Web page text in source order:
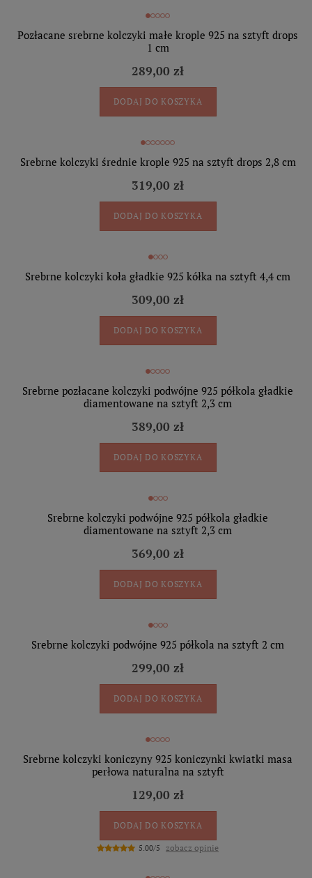
Pozłacane srebrne kolczyki małe krople 925 na sztyft drops
1 cm
289,00 zł
DODAJ DO KOSZYKA
Srebrne kolczyki średnie krople 925 na sztyft drops 2,8 cm
319,00 zł
DODAJ DO KOSZYKA
Srebrne kolczyki koła gładkie 925 kółka na sztyft 4,4 cm
309,00 zł
DODAJ DO KOSZYKA
Srebrne pozłacane kolczyki podwójne 925 półkola gładkie
diamentowane na sztyft 2,3 cm
389,00 zł
DODAJ DO KOSZYKA
Srebrne kolczyki podwójne 925 półkola gładkie
diamentowane na sztyft 2,3 cm
369,00 zł
DODAJ DO KOSZYKA
Srebrne kolczyki podwójne 925 półkola na sztyft 2 cm
299,00 zł
DODAJ DO KOSZYKA
Srebrne kolczyki koniczyny 925 koniczynki kwiatki masa
perłowa naturalna na sztyft
129,00 zł
DODAJ DO KOSZYKA
5.00/5 zobacz opinie